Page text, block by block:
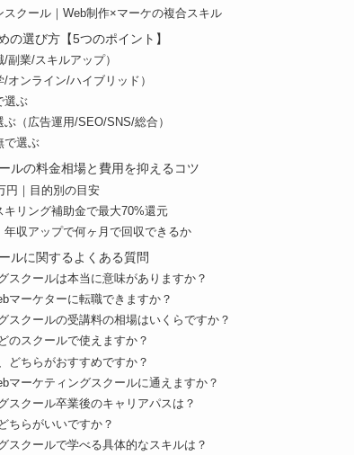
クール｜Web制作×マーケの複合スキル
の選び方【5つのポイント】
副業/スキルアップ）
オンライン/ハイブリッド）
選ぶ
（広告運用/SEO/SNS/総合）
で選ぶ
ルの料金相場と費用を抑えるコツ
円｜目的別の目安
リング補助金で最大70%還元
収アップで何ヶ月で回収できるか
ルに関するよくある質問
スクールは本当に意味がありますか？
マーケターに転職できますか？
スクールの受講料の相場はいくらですか？
のスクールで使えますか？
どちらがおすすめですか？
マーケティングスクールに通えますか？
スクール卒業後のキャリアパスは？
ちらがいいですか？
スクールで学べる具体的なスキルは？